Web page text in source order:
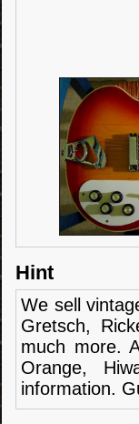
Hint
We sell
Gretsch,
much more.
Orange,
information.